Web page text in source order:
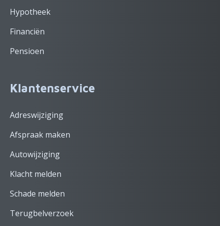
Hypotheek
Financiën
Pensioen
Klantenservice
Adreswijziging
Afspraak maken
Autowijziging
Klacht melden
Schade melden
Terugbelverzoek